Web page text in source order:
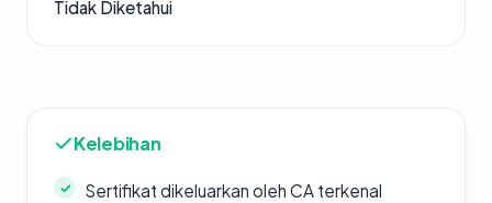
Tidak Diketahui
Kelebihan
Sertifikat dikeluarkan oleh CA terkenal